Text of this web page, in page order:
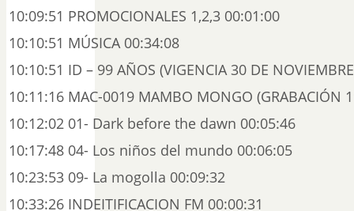
10:09:51 PROMOCIONALES 1,2,3 00:01:00
10:10:51 MÚSICA 00:34:08
10:10:51 ID – 99 AÑOS (VIGENCIA 30 DE
10:11:16 MAC-0019 MAMBO MONGO (GRABACIÓN
10:12:02 01- Dark before the dawn 00:05:46
10:17:48 04- Los niños del mundo 00:06:05
10:23:53 09- La mogolla 00:09:32
10:33:26 INDEITIFICACION FM 00:00:31